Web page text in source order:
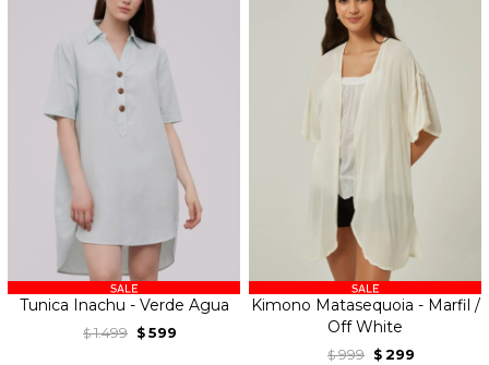
Tunica Inachu - Verde Agua
$ 1.499 $ 599
Kimono Matasequoia - Marfil /
Off White
$ 999 $ 299